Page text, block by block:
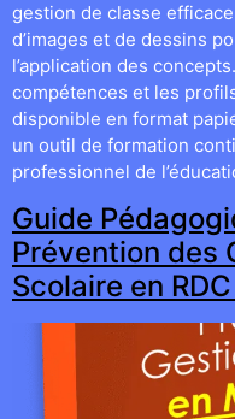
gestion de classe
d’images et de dessins
l’application des
compétences et les
disponible en format
un outil de formation
professionnel de
Guide
Prévention des
Scolaire en